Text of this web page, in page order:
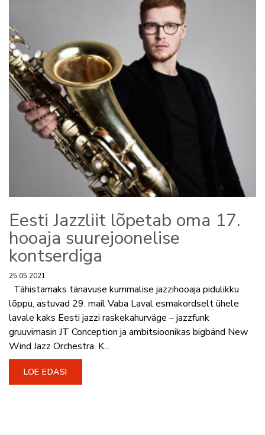
Eesti Jazzliit lõpetab oma 17.
hooaja suurejoonelise
kontserdiga
25.05.2021
Tähistamaks tänavuse kummalise jazzihooaja pidulikku
lõppu, astuvad 29. mail Vaba Laval esmakordselt ühele
lavale kaks Eesti jazzi raskekahurväge – jazzfunk
gruuvimasin JT Conception ja ambitsioonikas bigbänd New
Wind Jazz Orchestra. K...
LOE EDASI